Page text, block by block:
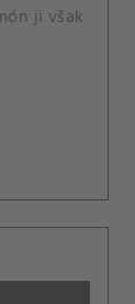
ji však